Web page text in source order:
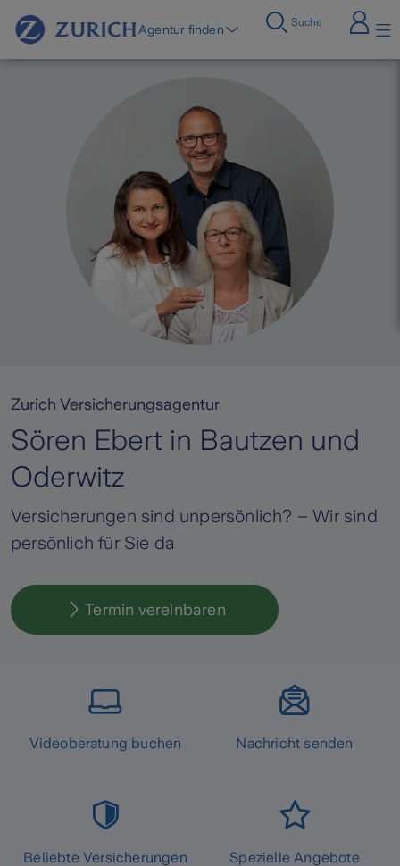
Agentur finden Suche
Zurich Versicherungsagentur
Sören Ebert in Bautzen und
Oderwitz
Versicherungen sind unpersönlich? – Wir sind
persönlich für Sie da
Termin vereinbaren
Videoberatung buchen Nachricht senden
Beliebte Versicherungen Spezielle Angebote